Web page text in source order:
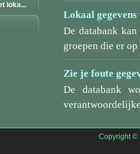
loka...
Lokaal
De databank
groepen die er
Zie je foute
De databank
Copyright ©